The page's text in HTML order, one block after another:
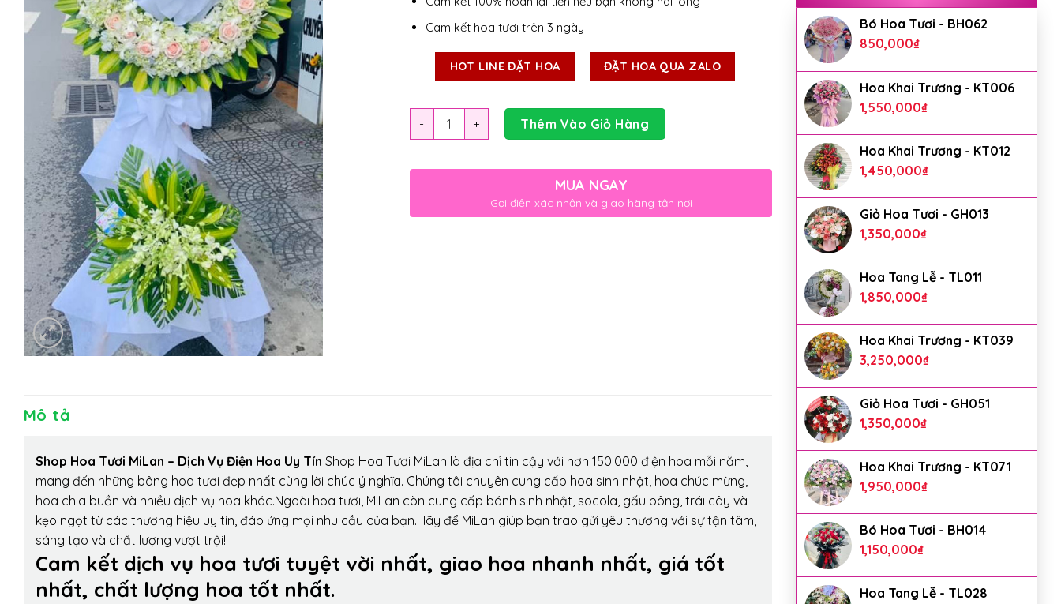
Bó Hoa Tươi - BH062
850,000₫
Hoa Khai Trương - KT006
1,550,000₫
Hoa Khai Trương - KT012
1,450,000₫
Giỏ Hoa Tươi - GH013
1,350,000₫
Hoa Tang Lễ - TL011
1,850,000₫
Hoa Khai Trương - KT039
3,250,000₫
Giỏ Hoa Tươi - GH051
1,350,000₫
Hoa Khai Trương - KT071
1,950,000₫
Bó Hoa Tươi - BH014
1,150,000₫
Hoa Tang Lễ - TL028
Cam kết hoa tươi trên 3 ngày
HOT LINE ĐẶT HOA ĐẶT HOA QUA ZALO
Số lượng Thêm Vào Giỏ Hàng
MUA NGAY
Gọi điện xác nhận và giao hàng tận nơi
Mô tả
Shop Hoa Tươi MiLan – Dịch Vụ Điện Hoa Uy Tín Shop Hoa Tươi MiLan là địa chỉ tin cậy với hơn 150.000 điện hoa mỗi năm,
mang đến những bông hoa tươi đẹp nhất cùng lời chúc ý nghĩa. Chúng tôi chuyên cung cấp hoa sinh nhật, hoa chúc mừng,
hoa chia buồn và nhiều dịch vụ hoa khác.Ngoài hoa tươi, MiLan còn cung cấp bánh sinh nhật, socola, gấu bông, trái cây và
kẹo ngọt từ các thương hiệu uy tín, đáp ứng mọi nhu cầu của bạn.Hãy để MiLan giúp bạn trao gửi yêu thương với sự tận tâm,
sáng tạo và chất lượng vượt trội!
Cam kết dịch vụ hoa tươi tuyệt vời nhất, giao hoa nhanh nhất, giá tốt
nhất, chất lượng hoa tốt nhất.